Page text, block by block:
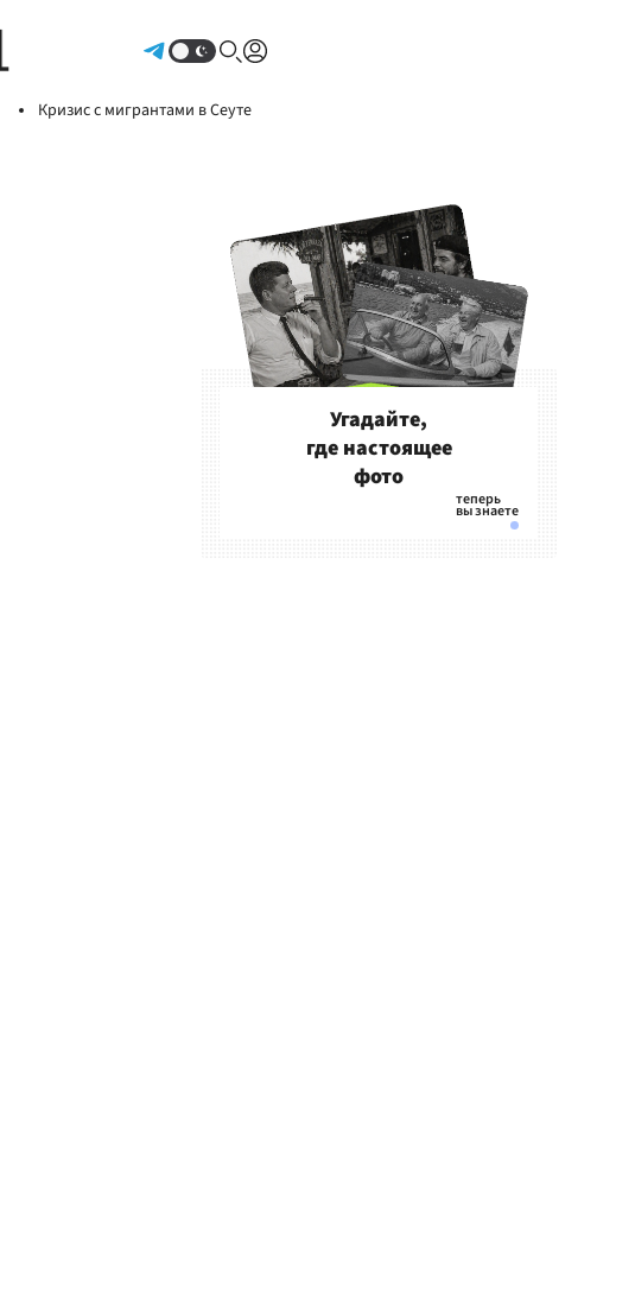
Кризис с мигрантами в Сеуте
Угадайте,
где настоящее
фото